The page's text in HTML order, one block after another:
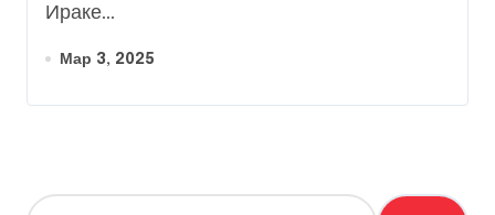
Ираке...
Мар 3, 2025
Н